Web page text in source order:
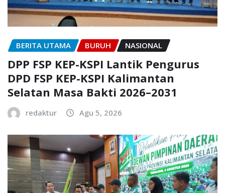
BERITA UTAMA BURUH NASIONAL
DPP FSP KEP-KSPI Lantik Pengurus
DPD FSP KEP-KSPI Kalimantan
Selatan Masa Bakti 2026–2031
redaktur Agu 5, 2026